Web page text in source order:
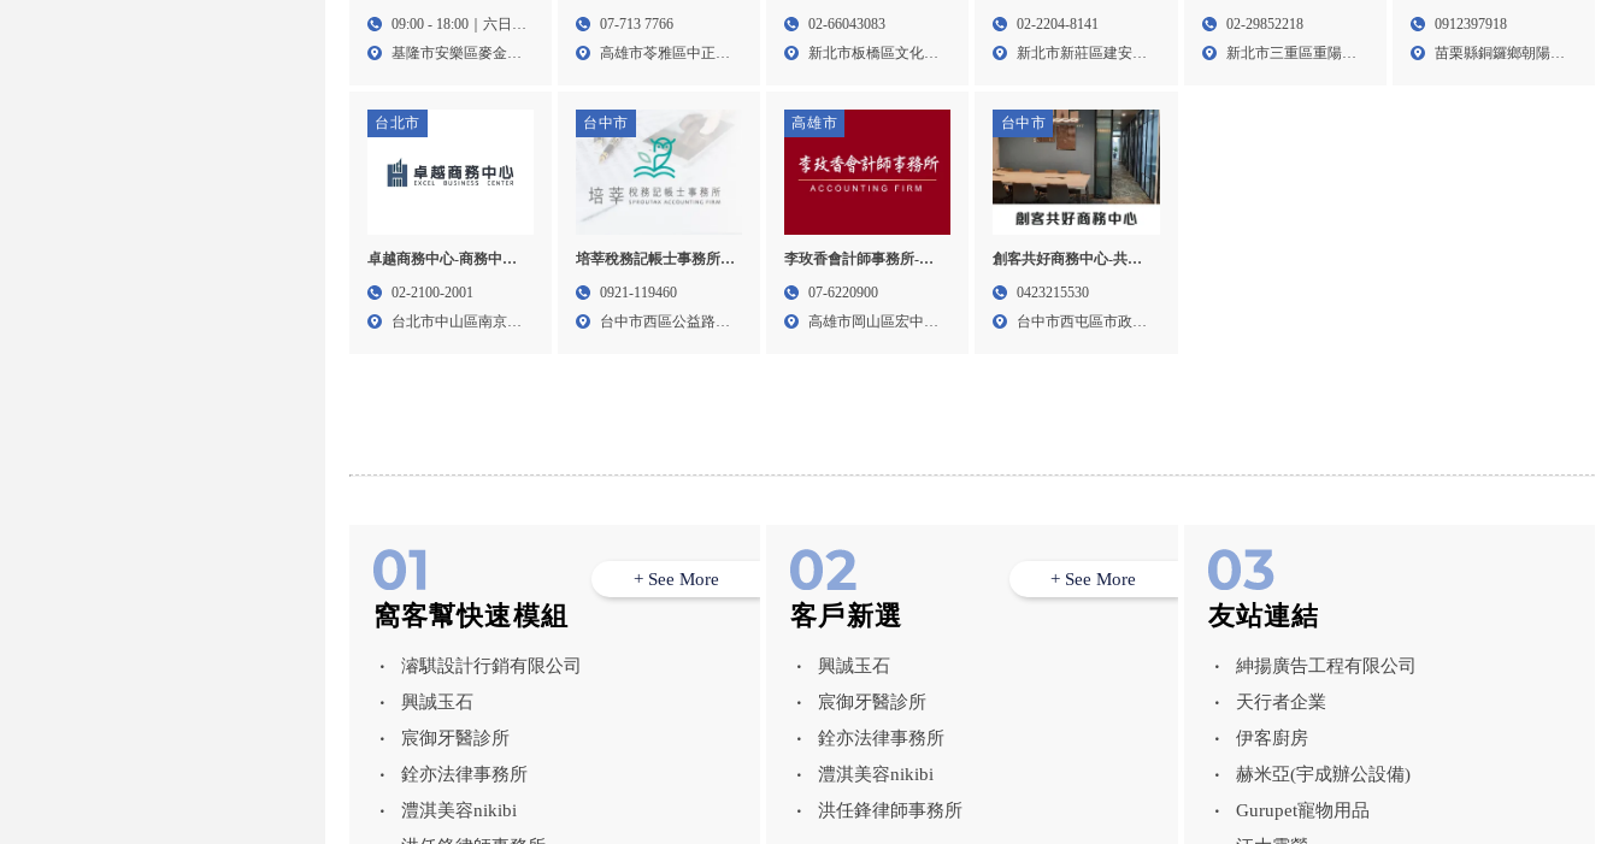
務所,會計事務所,基隆記
09:00 - 18:00｜六日公
休
基隆市安樂區麥金路
事務所,高雄會計事務所,
07-713 7766
高雄市苓雅區中正一
所｜新北記帳士｜台北記
02-66043083
新北市板橋區文化路
事務所-記帳士推薦,會計
新莊會計事務所
02-2204-8141
新北市新莊區建安街
簽證,會計師事務所,台北
02-29852218
新北市三重區重陽路
師事務所,記帳士,苗栗會
0912397918
苗栗縣銅鑼鄉朝陽村
台北市
卓越商務中心-商務中心,
辦公室租借,台北商務中
02-2100-2001
台北市中山區南京西
台中市
培莘稅務記帳士事務所-
記帳士事務所,會計事務
0921-119460
台中市西區公益路
高雄市
李玫香會計師事務所-會
計事務所,高雄會計事務
07-6220900
高雄市岡山區宏中街
台中市
創客共好商務中心-共享
辦公室,共享辦公室出租,
0423215530
台中市西屯區市政北
窩客幫快速模組
濬騏設計行銷有限公司
興誠玉石
宸御牙醫診所
銓亦法律事務所
澧淇美容nikibi
+ See More
客戶新選
興誠玉石
宸御牙醫診所
銓亦法律事務所
澧淇美容nikibi
洪任鋒律師事務所
+ See More
友站連結
紳揚廣告工程有限公司
天行者企業
伊客廚房
赫米亞(宇成辦公設備)
Gurupet寵物用品